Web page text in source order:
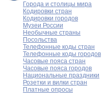
Города и столицы мира
Кодировки стран
Кодировки городов
Музеи России
Необычные страны
Посольства
Телефонные коды стран
Телефонные коды городов
Часовые пояса стран
Часовые пояса городов
Национальные праздники
Розетки и вилки стран
Платные опросы